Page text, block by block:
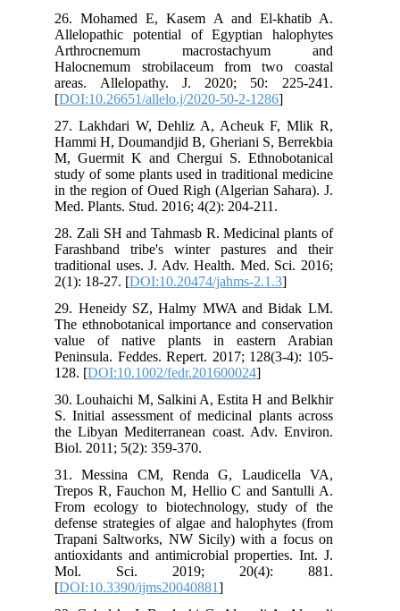
26. Mohamed E, Kasem A and El-khatib A.
Allelopathic potential of Egyptian halophytes
Arthrocnemum macrostachyum and
Halocnemum strobilaceum from two coastal
areas. Allelopathy. J. 2020; 50: 225-241.
[DOI:10.26651/allelo.j/2020-50-2-1286
27. Lakhdari W, Dehliz A, Acheuk F, Mlik R,
Hammi H, Doumandjid B, Gheriani S, Berrekbia
M, Guermit K and Chergui S. Ethnobotanical
study of some plants used in traditional medicine
in the region of Oued Righ (Algerian Sahara). J.
Med. Plants. Stud. 2016; 4(2): 204-211.
28. Zali SH and Tahmasb R. Medicinal plants of
Farashband tribe's winter pastures and their
traditional uses. J. Adv. Health. Med. Sci. 2016;
2(1): 18-27. [DOI:10.20474/jahms-2.1.3
29. Heneidy SZ, Halmy MWA and Bidak LM.
The ethnobotanical importance and conservation
value of native plants in eastern Arabian
Peninsula. Feddes. Repert. 2017; 128(3-4): 105-
128. [DOI:10.1002/fedr.201600024
30. Louhaichi M, Salkini A, Estita H and Belkhir
S. Initial assessment of medicinal plants across
the Libyan Mediterranean coast. Adv. Environ.
Biol. 2011; 5(2): 359-370.
31. Messina CM, Renda G, Laudicella VA,
Trepos R, Fauchon M, Hellio C and Santulli A.
From ecology to biotechnology, study of the
defense strategies of algae and halophytes (from
Trapani Saltworks, NW Sicily) with a focus on
antioxidants and antimicrobial properties. Int. J.
Mol. Sci. 2019; 20(4): 881.
[DOI:10.3390/ijms20040881